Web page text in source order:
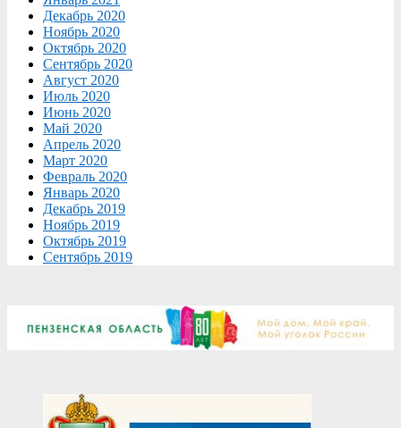
Декабрь 2020
Ноябрь 2020
Октябрь 2020
Сентябрь 2020
Август 2020
Июль 2020
Июнь 2020
Май 2020
Апрель 2020
Март 2020
Февраль 2020
Январь 2020
Декабрь 2019
Ноябрь 2019
Октябрь 2019
Сентябрь 2019